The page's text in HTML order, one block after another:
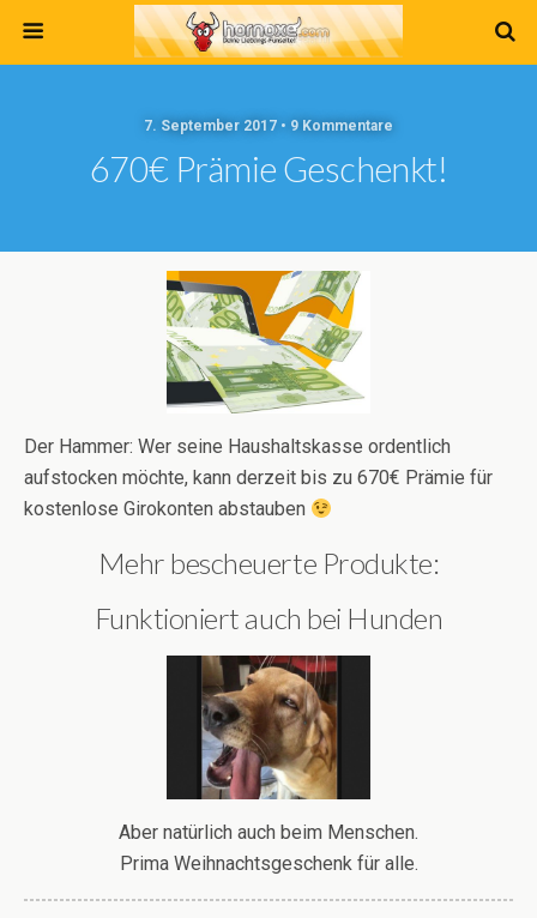
7. September 2017 • 9 Kommentare
670€ Prämie Geschenkt!
Der Hammer: Wer seine Haushaltskasse ordentlich
aufstocken möchte, kann derzeit bis zu 670€ Prämie für
kostenlose Girokonten abstauben
Mehr bescheuerte Produkte:
Funktioniert auch bei Hunden
Aber natürlich auch beim Menschen.
Prima Weihnachtsgeschenk für alle.